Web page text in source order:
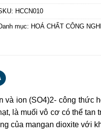
HCCN010
mục: HOÁ CHẤT CÔNG
và ion (SO4)2- công thức
là muối vô cơ có thể
của mangan dioxite với